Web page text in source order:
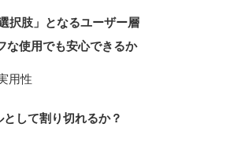
肢」となるユーザー層
な使用でも安心できるか
用性
して割り切れるか？